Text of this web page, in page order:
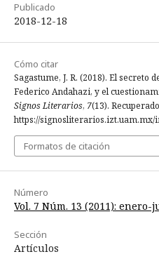
Publicado
2018-12-18
Cómo citar
Sagastume, J. R. (2018). El secreto
Federico Andahazi, y el
Signos Literarios, 7(13).
https://signosliterarios.izt.uam.mx/
Formatos de citación
Número
Vol. 7 Núm. 13 (2011): enero-
Sección
Artículos